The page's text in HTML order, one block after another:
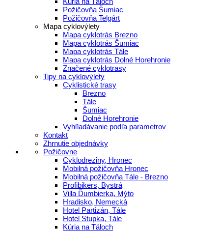
Požičovňa Šumiac
Požičovňa Telgárt
Mapa cyklovýlety
Mapa cyklotrás Brezno
Mapa cyklotrás Šumiac
Mapa cyklotrás Tále
Mapa cyklotrás Dolné Horehronie
Značené cyklotrasy
Tipy na cyklovýlety
Cyklistické trasy
Brezno
Tále
Šumiac
Dolné Horehronie
Vyhľladávanie podľa parametrov
Kontakt
Zhrnutie objednávky
Požičovne
Cyklodreziny, Hronec
Mobilná požičovňa Hronec
Mobilná požičovňa Tále - Brezno
Profibikers, Bystrá
Villa Ďumbierka, Mýto
Hradisko, Nemecká
Hotel Partizán, Tále
Hotel Stupka, Tále
Kúria na Táloch